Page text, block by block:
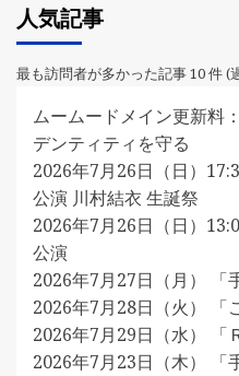
人気記事
最も訪問者が多かった記事 10 件 (
ムームードメイン更新料
デンティティを守る
2026年7月26日（日）
公演 川村結衣 生誕祭
2026年7月26日（日）
公演
2026年7月27日（月） 「
2026年7月28日（火） 「
2026年7月29日（水） 「
2026年7月23日（木） 「